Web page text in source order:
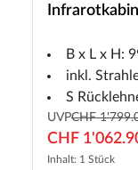
B x L x H:
inkl.
S
UVPCHF
CHF
Inhalt: 1 Stück